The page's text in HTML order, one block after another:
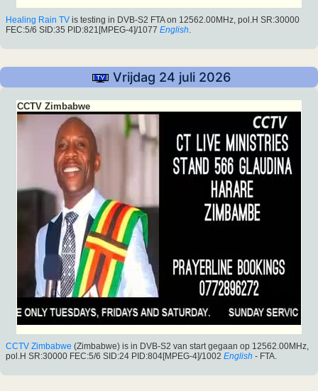
Healing Rain TV is testing in DVB-S2 FTA on 12562.00MHz, pol.H SR:30000
FEC:5/6 SID:35 PID:821[MPEG-4]/1077 English.
Vrijdag 24 juli 2026
CCTV Zimbabwe
CCTV Zimbabwe (Zimbabwe) is in DVB-S2 van start gegaan op 12562.00MHz,
pol.H SR:30000 FEC:5/6 SID:24 PID:804[MPEG-4]/1002 English - FTA.